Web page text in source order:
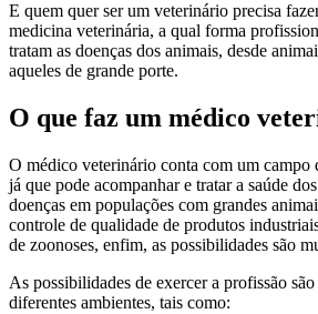
E quem quer ser um veterinário precisa
medicina veterinária, a qual forma
tratam as doenças dos animais, desde
aqueles de grande porte.
O que faz um médico
O médico veterinário conta com um campo
já que pode acompanhar e tratar a saúde
doenças em populações com grandes
controle de qualidade de produtos
de zoonoses, enfim, as possibilidades são
As possibilidades de exercer a profissão
diferentes ambientes, tais como: